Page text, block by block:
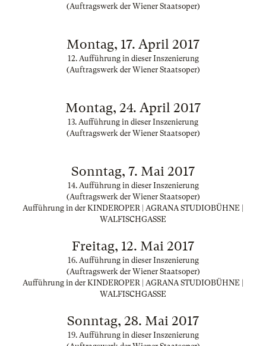
(Auftragswerk der Wiener Staatsoper)
Montag, 17. April 2017
12. Aufführung in dieser Inszenierung
(Auftragswerk der Wiener Staatsoper)
Montag, 24. April 2017
13. Aufführung in dieser Inszenierung
(Auftragswerk der Wiener Staatsoper)
Sonntag, 7. Mai 2017
14. Aufführung in dieser Inszenierung
(Auftragswerk der Wiener Staatsoper)
Aufführung in der KINDEROPER | AGRANA STUDIOBÜHNE |
WALFISCHGASSE
Freitag, 12. Mai 2017
16. Aufführung in dieser Inszenierung
(Auftragswerk der Wiener Staatsoper)
Aufführung in der KINDEROPER | AGRANA STUDIOBÜHNE |
WALFISCHGASSE
Sonntag, 28. Mai 2017
19. Aufführung in dieser Inszenierung